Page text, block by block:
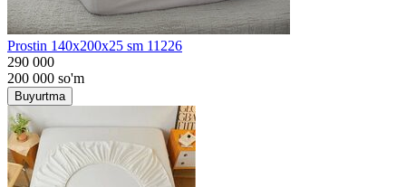
Prostin 140x200x25 sm 11226
290 000
200 000 so'm
Buyurtma